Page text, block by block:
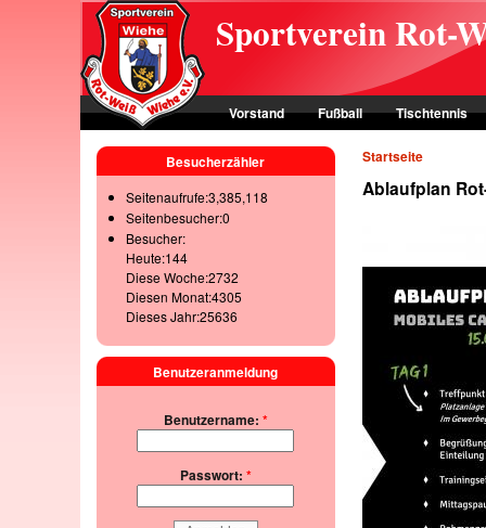
Skip to main content Sportverein Rot-
Vorstand Fußball Tischtennis
Startseite
Ablaufplan
Besucherzähler
Seitenaufrufe:3,385,118
Seitenbesucher:0
Besucher:
Heute:144
Diese Woche:2732
Diesen Monat:4305
Dieses Jahr:25636
Benutzeranmeldung
Benutzername: *
Passwort: *